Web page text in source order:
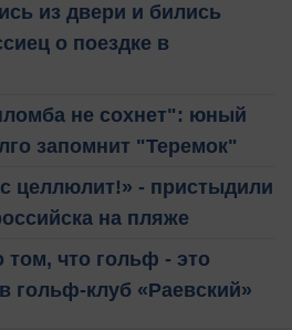
из двери и бились
о поездке в
не сохнет": юный
запомнит "Теремок"
целлюлит!» - пристыдили
на пляже
том, что гольф - это
гольф-клуб «Раевский»